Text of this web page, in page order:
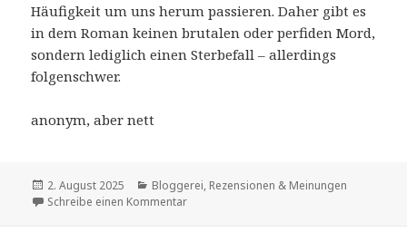
Häufigkeit um uns herum passieren. Daher gibt es
in dem Roman keinen brutalen oder perfiden Mord,
sondern lediglich einen Sterbefall – allerdings
folgenschwer.
anonym, aber nett
Veröffentlicht
am
2. August 2025 Kategorien
Bloggerei, Rezensionen & Meinungen
Schreibe einen Kommentarzu Wer klaut schon Reliquien?